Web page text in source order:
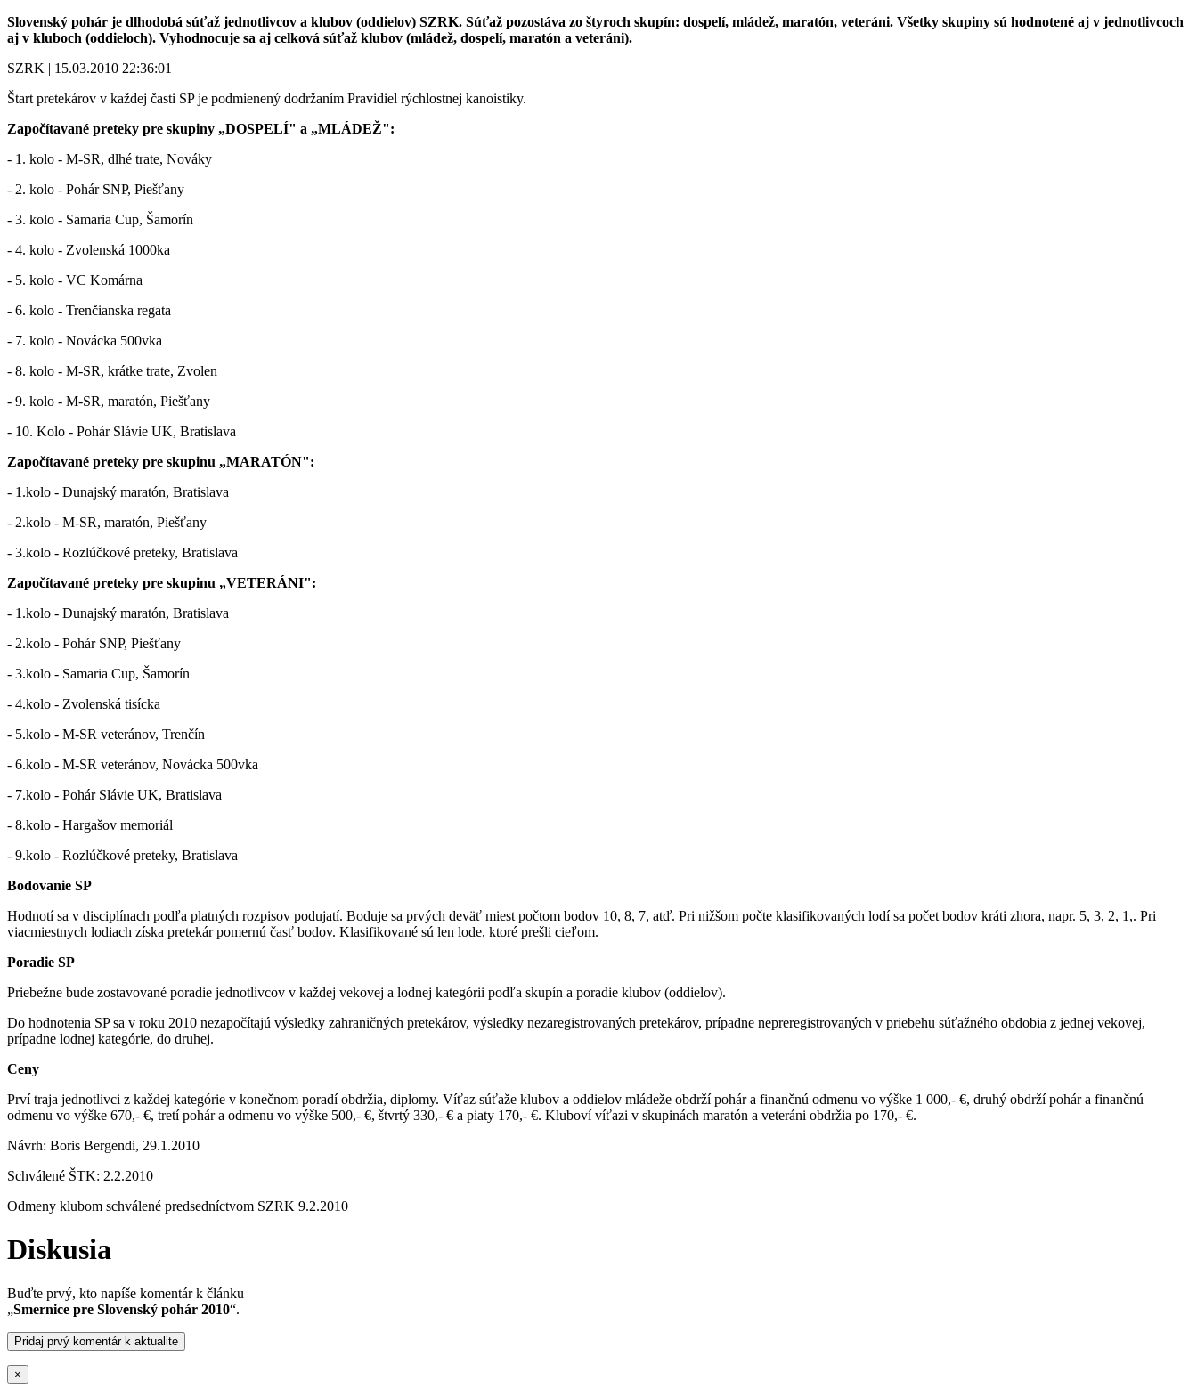
Slovenský pohár je dlhodobá súťaž jednotlivcov a klubov (oddielov) SZRK. Súťaž pozostáva zo štyroch skupín: dospelí, mládež, maratón, veteráni. Všetky skupiny sú hodnotené aj v jednotlivcoch
aj v kluboch (oddieloch). Vyhodnocuje sa aj celková súťaž klubov (mládež, dospelí, maratón a veteráni).
SZRK | 15.03.2010 22:36:01
Štart pretekárov v každej časti SP je podmienený dodržaním Pravidiel rýchlostnej kanoistiky.
Započítavané preteky pre skupiny „DOSPELÍ" a „MLÁDEŽ":
- 1. kolo - M-SR, dlhé trate, Nováky
- 2. kolo - Pohár SNP, Piešťany
- 3. kolo - Samaria Cup, Šamorín
- 4. kolo - Zvolenská 1000ka
- 5. kolo - VC Komárna
- 6. kolo - Trenčianska regata
- 7. kolo - Novácka 500vka
- 8. kolo - M-SR, krátke trate, Zvolen
- 9. kolo - M-SR, maratón, Piešťany
- 10. Kolo - Pohár Slávie UK, Bratislava
Započítavané preteky pre skupinu „MARATÓN":
- 1.kolo - Dunajský maratón, Bratislava
- 2.kolo - M-SR, maratón, Piešťany
- 3.kolo - Rozlúčkové preteky, Bratislava
Započítavané preteky pre skupinu „VETERÁNI":
- 1.kolo - Dunajský maratón, Bratislava
- 2.kolo - Pohár SNP, Piešťany
- 3.kolo - Samaria Cup, Šamorín
- 4.kolo - Zvolenská tisícka
- 5.kolo - M-SR veteránov, Trenčín
- 6.kolo - M-SR veteránov, Novácka 500vka
- 7.kolo - Pohár Slávie UK, Bratislava
- 8.kolo - Hargašov memoriál
- 9.kolo - Rozlúčkové preteky, Bratislava
Bodovanie SP
Hodnotí sa v disciplínach podľa platných rozpisov podujatí. Boduje sa prvých deväť miest počtom bodov 10, 8, 7, atď. Pri nižšom počte klasifikovaných lodí sa počet bodov kráti zhora, napr. 5, 3, 2, 1,. Pri
viacmiestnych lodiach získa pretekár pomernú časť bodov. Klasifikované sú len lode, ktoré prešli cieľom.
Poradie SP
Priebežne bude zostavované poradie jednotlivcov v každej vekovej a lodnej kategórii podľa skupín a poradie klubov (oddielov).
Do hodnotenia SP sa v roku 2010 nezapočítajú výsledky zahraničných pretekárov, výsledky nezaregistrovaných pretekárov, prípadne nepreregistrovaných v priebehu súťažného obdobia z jednej vekovej,
prípadne lodnej kategórie, do druhej.
Ceny
Prví traja jednotlivci z každej kategórie v konečnom poradí obdržia, diplomy. Víťaz súťaže klubov a oddielov mládeže obdrží pohár a finančnú odmenu vo výške 1 000,- €, druhý obdrží pohár a finančnú
odmenu vo výške 670,- €, tretí pohár a odmenu vo výške 500,- €, štvrtý 330,- € a piaty 170,- €. Kluboví víťazi v skupinách maratón a veteráni obdržia po 170,- €.
Návrh: Boris Bergendi, 29.1.2010
Schválené ŠTK: 2.2.2010
Odmeny klubom schválené predsedníctvom SZRK 9.2.2010
Diskusia
Buďte prvý, kto napíše komentár k článku
„Smernice pre Slovenský pohár 2010“.
Pridaj prvý komentár k aktualite
×